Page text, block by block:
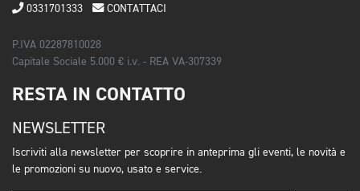
0331701333 CONTATTACI
P.IVA 02287810028
Capitale Sociale 5.000 € i.v. - REA VA-307339
RESTA IN CONTATTO
NEWSLETTER
Iscriviti alla newsletter per scoprire in anteprima gli eventi, le novità e
le promozioni su nuovo, usato e service.